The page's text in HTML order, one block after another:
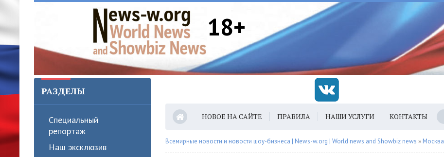
18+
РАЗДЕЛЫ
Специальный
репортаж
Наш эксклюзив
НОВОЕ НА САЙТЕ ПРАВИЛА НАШИ УСЛУГИ КОНТАКТЫ
Всемирные новости и новости шоу-бизнеса | News-w.org | World news and Showbiz news » Москва